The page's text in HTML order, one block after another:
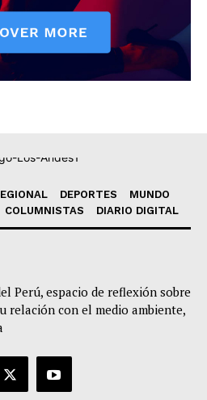
DEPORTES
MUNDO
COLUMNISTAS DIARIO DIGITAL
Perú, espacio de reflexión sobre
relación con el medio ambiente,